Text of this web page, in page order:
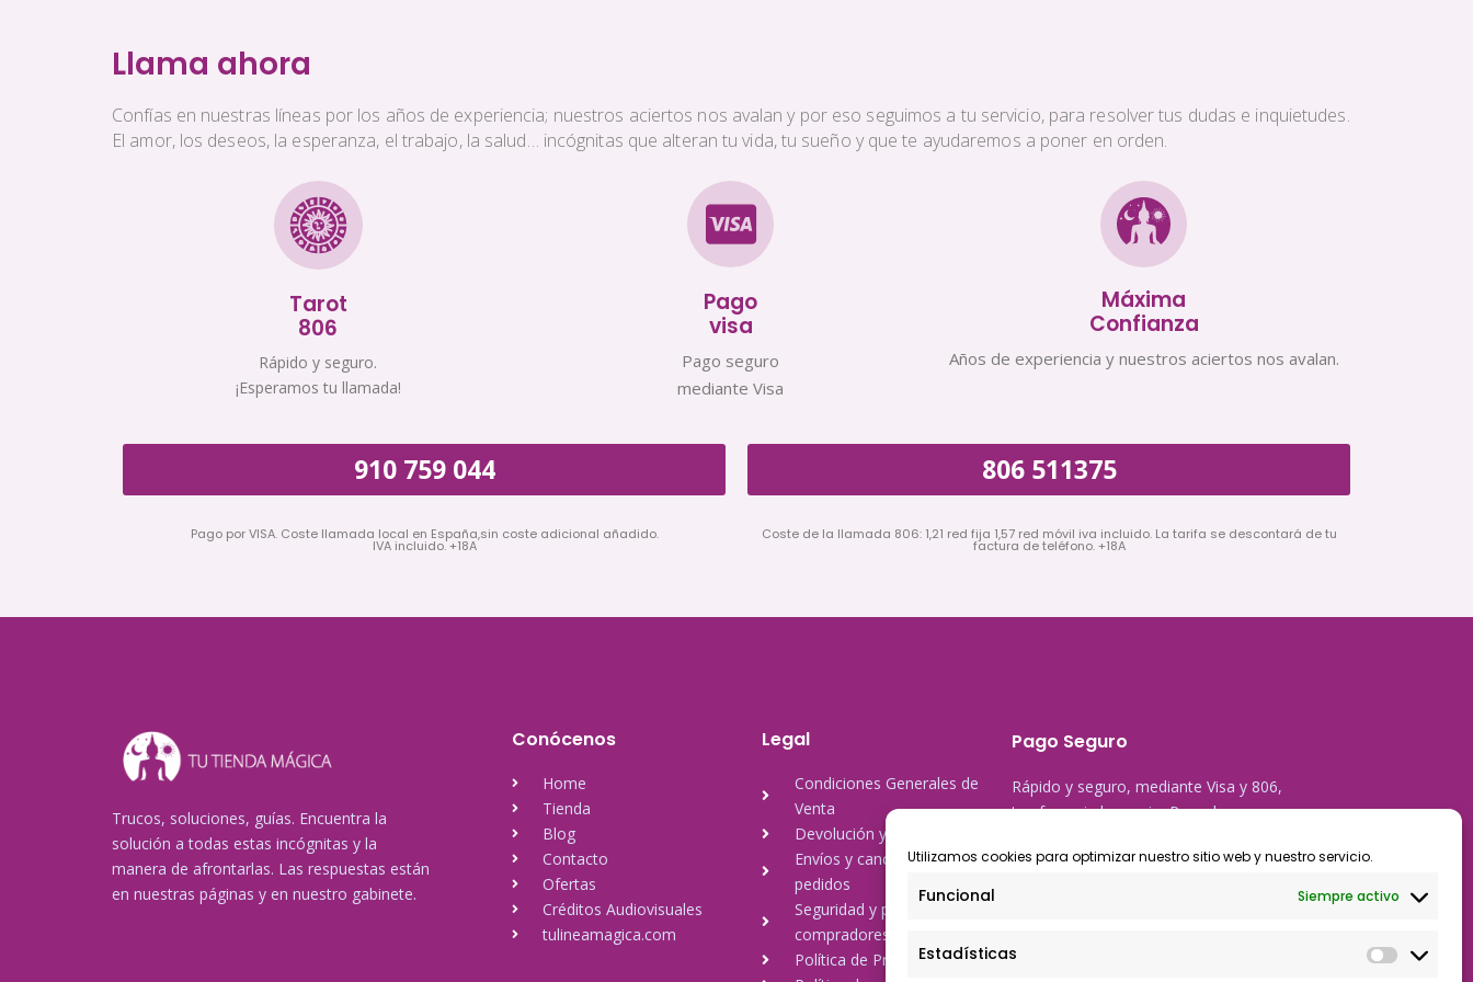
Utilizamos cookies para optimizar nuestro sitio web y nuestro servicio.
Funcional Siempre activo
Estadísticas
Llama ahora
Confías en nuestras líneas por los años de experiencia; nuestros aciertos nos avalan y por eso seguimos a tu servicio, para resolver tus dudas e inquietudes.
El amor, los deseos, la esperanza, el trabajo, la salud… incógnitas que alteran tu vida, tu sueño y que te ayudaremos a poner en orden.
Tarot
806
Rápido y seguro.
¡Esperamos tu llamada!
Pago
visa
Pago seguro
mediante Visa
Máxima
Confianza
Años de experiencia y nuestros aciertos nos avalan.
910 759 044
Pago por VISA. Coste llamada local en España,sin coste adicional añadido.
IVA incluido. +18A
806 511375
Coste de la llamada 806: 1,21 red fija 1,57 red móvil iva incluido. La tarifa se descontará de tu
factura de teléfono. +18A
Trucos, soluciones, guías. Encuentra la
solución a todas estas incógnitas y la
manera de afrontarlas. Las respuestas están
en nuestras páginas y en nuestro gabinete.
Conócenos
Home
Tienda
Blog
Contacto
Ofertas
Créditos Audiovisuales
tulineamagica.com
Legal
Condiciones Generales de
Venta
Devolución y reembolso
Envíos y cancelación de
pedidos
Seguridad y protección a
compradores
Política de Privacidad
Pago Seguro
Rápido y seguro, mediante Visa y 806,
trasferencia bancaria, Paypal